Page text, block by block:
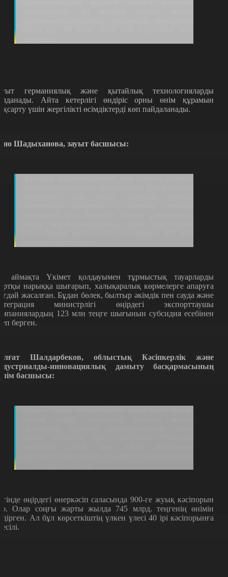
германиялық және қытайлық технологияларды
Айта кетерлігі өндіріс орны өнім құрамын
үшін жергілікті өсімдіктерді көп пайдаланады.
Шадыханова, зауыт басшысы:
аймақта Үкімет қолдауымен тұрмыстық тауарларды
нарыққа шығарып, халықаралық көрмелерге апаруға
жасалған. Бұдан бөлек, былтыр әкімдік пен сауда және
министрлігі өңірдегі экспорттаушы
123 млн теңге шығынын субсидия есебінен
берген.
Шалдарбеков, облыстық Кәсіпкерлік және
инновациялық дамыту басқармасының
басшысы:
өңірдегі өнеркәсіп саласында 900-ге жуық кәсіпорын
Олар соңғы жарты жылда 745 млрд. теңгенің өнімін
Ал бұл көрсеткіштің үлкен үлесі 40 ірі кәсіпорынға